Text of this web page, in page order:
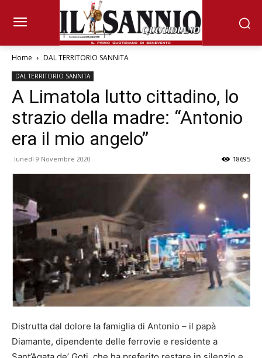
Home DAL TERRITORIO SANNITA
DAL TERRITORIO SANNITA
A Limatola lutto cittadino, lo
strazio della madre: “Antonio
era il mio angelo”
lunedì 9 Novembre 2020 18695
Distrutta dal dolore la famiglia di Antonio – il papà
Diamante, dipendente delle ferrovie e residente a